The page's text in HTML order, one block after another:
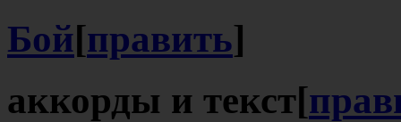
Бой[править]
аккорды и текст[